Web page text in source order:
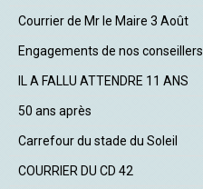
Courrier de Mr le Maire 3 Août
Engagements de nos conseillers
IL A FALLU ATTENDRE 11 ANS
50 ans après
Carrefour du stade du Soleil
COURRIER DU CD 42